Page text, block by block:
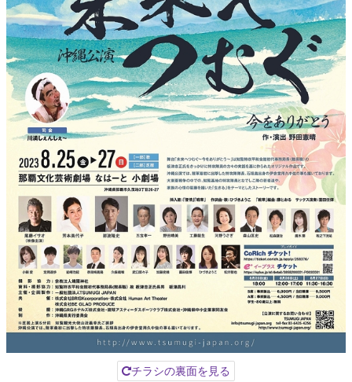
チラシの裏面を見る